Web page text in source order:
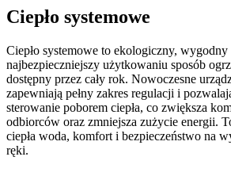
Ciepło systemowe
Ciepło systemowe to ekologiczny, wygodny
najbezpieczniejszy użytkowaniu sposób
dostępny przez cały rok. Nowoczesne
zapewniają pełny zakres regulacji i
sterowanie poborem ciepła, co zwiększa
odbiorców oraz zmniejsza zużycie energii.
ciepła woda, komfort i bezpieczeństwo na
ręki.